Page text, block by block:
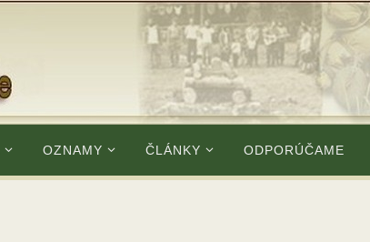
OZNAMY ČLÁNKY ODPORÚČAME